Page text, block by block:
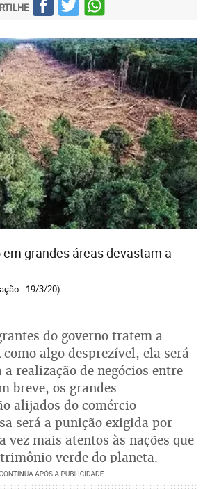
grandes áreas devastam a
- 19/3/20)
do governo tratem a
como algo desprezível, ela será
realização de negócios entre
breve, os grandes
alijados do comércio
será a punição exigida por
vez mais atentos às nações que
verde do planeta.